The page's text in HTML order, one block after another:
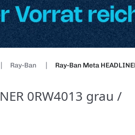
Ray-Ban Ray-Ban Meta
0RW4013 grau /